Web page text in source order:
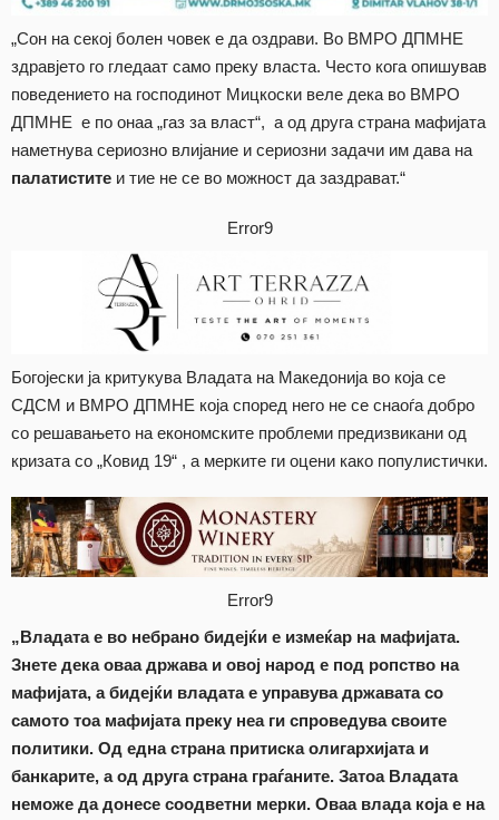
„Сон на секој болен човек е да оздрави. Во ВМРО ДПМНЕ
здравјето го гледаат само преку власта. Често кога опишував
поведението на господинот Мицкоски веле дека во ВМРО
ДПМНЕ е по онаа „газ за власт“, а од друга страна мафијата
наметнува сериозно влијание и сериозни задачи им дава на
палатистите и тие не се во можност да заздрават.“
Error9
Богојески ја критукува Владата на Македонија во која се
СДСМ и ВМРО ДПМНЕ која според него не се снаоѓа добро
со решавањето на економските проблеми предизвикани од
кризата со „Ковид 19“ , а мерките ги оцени како популистички.
Error9
„Владата е во небрано бидејќи е измеќар на мафијата.
Знете дека оваа држава и овој народ е под ропство на
мафијата, а бидејќи владата е управува државата со
самото тоа мафијата преку неа ги спроведува своите
политики. Од една страна притиска олигархијата и
банкарите, а од друга страна граѓаните. Затоа Владата
неможе да донесе соодветни мерки. Оваа влада која е на